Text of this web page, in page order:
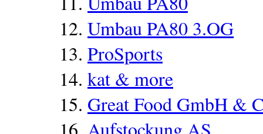
Umbau PA80 3.OG
ProSports
kat & more
Great Food GmbH &
Aufstockung AS